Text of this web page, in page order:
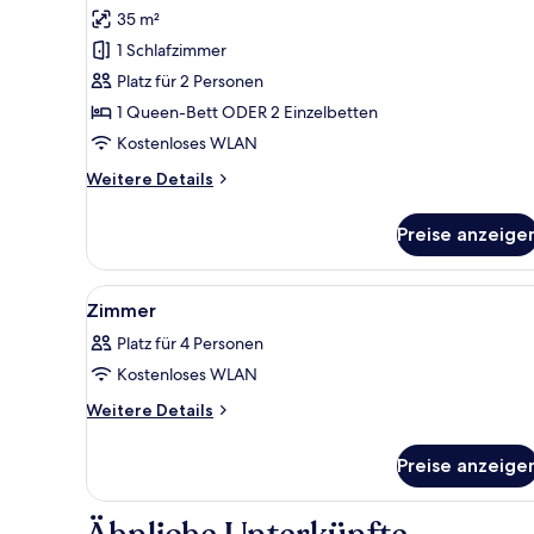
Executive-
Zimmer
anzeigen
Bewertungen)
35 m²
1 Schlafzimmer
Platz für 2 Personen
1 Queen-Bett ODER 2 Einzelbetten
Kostenloses WLAN
Weitere Details
Weitere
Zimmer
Preise
Alle
Fotos
für
Zimmer
anzeigen
Ein Hotelzimmer mit einem
5
Zimmer
Platz für 4 Personen
Kostenloses WLAN
Weitere Details
Weitere
Preise